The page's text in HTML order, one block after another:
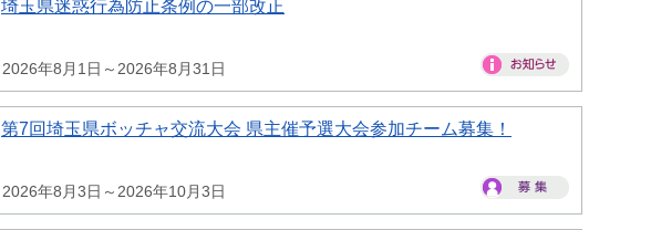
埼玉県迷惑行為防止条例の一部改正
2026年8月1日～2026年8月31日
第7回埼玉県ボッチャ交流大会 県主催予選大会参加チーム募集！
2026年8月3日～2026年10月3日